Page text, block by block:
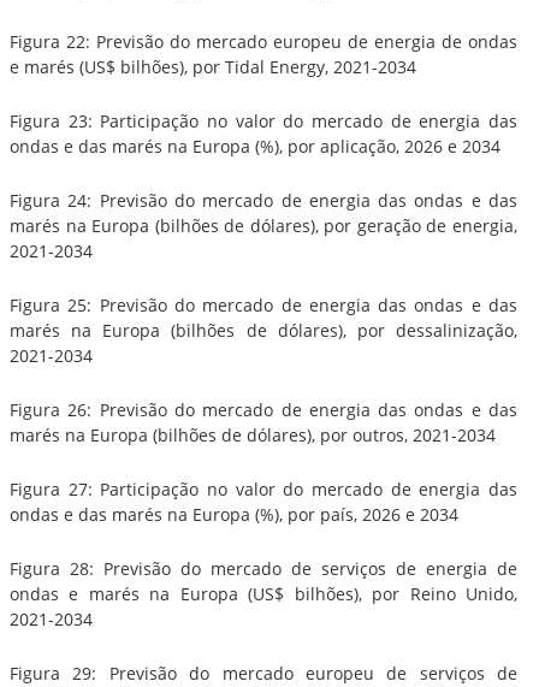
Figura 22: Previsão do mercado europeu de energia de ondas
e marés (US$ bilhões), por Tidal Energy, 2021-2034
Figura 23: Participação no valor do mercado de energia das
ondas e das marés na Europa (%), por aplicação, 2026 e 2034
Figura 24: Previsão do mercado de energia das ondas e das
marés na Europa (bilhões de dólares), por geração de energia,
2021-2034
Figura 25: Previsão do mercado de energia das ondas e das
marés na Europa (bilhões de dólares), por dessalinização,
2021-2034
Figura 26: Previsão do mercado de energia das ondas e das
marés na Europa (bilhões de dólares), por outros, 2021-2034
Figura 27: Participação no valor do mercado de energia das
ondas e das marés na Europa (%), por país, 2026 e 2034
Figura 28: Previsão do mercado de serviços de energia de
ondas e marés na Europa (US$ bilhões), por Reino Unido,
2021-2034
Figura 29: Previsão do mercado europeu de serviços de